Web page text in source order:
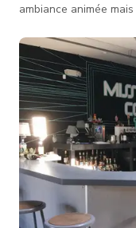
ambiance animée
ambiance à la fois stimulante et
unique est parfait
vie de jeune fille ou
services religieux,